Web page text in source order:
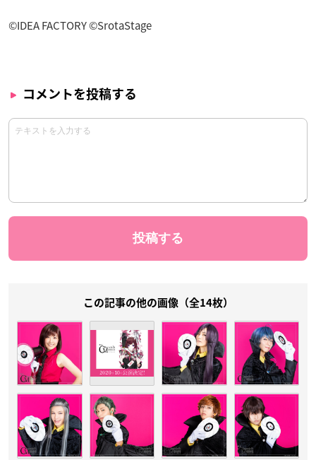
©IDEA FACTORY ©SrotaStage
コメントを投稿する
この記事の他の画像（全14枚）